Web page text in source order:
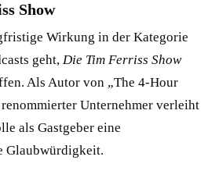
Show
Wirkung in der Kategorie
geht, Die Tim Ferriss Show
Als Autor von „The 4-Hour
Unternehmer verleiht
als Gastgeber eine
Glaubwürdigkeit.